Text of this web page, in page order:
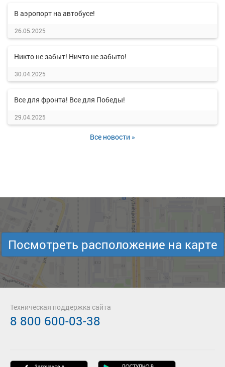
В аэропорт на автобусе!
26.05.2025
Никто не забыт! Ничто не забыто!
30.04.2025
Все для фронта! Все для Победы!
29.04.2025
Все новости »
Посмотреть расположение на карте
Техническая поддержка сайта
8 800 600-03-38